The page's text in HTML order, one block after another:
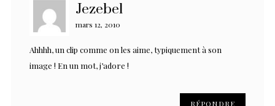
Jezebel
mars 12, 2010
Ahhhh, un clip comme on les aime, typiquement à son
image ! En un mot, j’adore !
RÉPONDRE